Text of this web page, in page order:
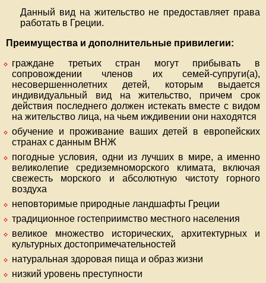
Данный вид на жительство не предоставляет права
работать в Греции.
Преимущества и дополнительные привилегии:
граждане третьих стран могут прибывать в
сопровождении членов их семей-супруги(а),
несовершеннолетних детей, которым выдается
индивидуальный вид на жительство, причем срок
действия последнего должен истекать вместе с видом
на жительство лица, на чьем иждивении они находятся
обучение и проживание ваших детей в европейских
странах с данным ВНЖ
погодные условия, одни из лучших в мире, а именно
великолепие средиземноморского климата, включая
свежесть морского и абсолютную чистоту горного
воздуха
неповторимые природные ландшафты Греции
традиционное гостеприимство местного населения
великое множество исторических, архитектурных и
культурных достопримечательностей
натуральная здоровая пища и образ жизни
низкий уровень преступности